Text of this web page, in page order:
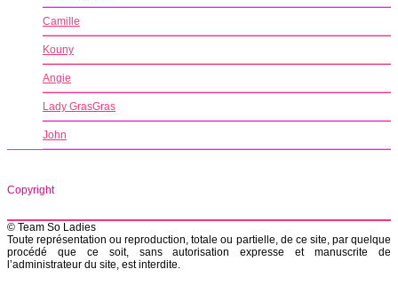
Camille
Kouny
Angie
Lady GrasGras
John
Copyright
© Team So Ladies
Toute représentation ou reproduction, totale ou partielle, de ce site, par quelque
procédé que ce soit, sans autorisation expresse et manuscrite de
l’administrateur du site, est interdite.